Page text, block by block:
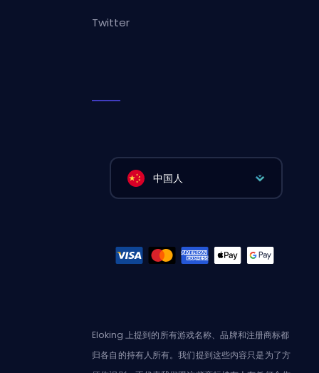
Twitter
中国人
Eloking 上提到的所有游戏名称、品牌和注册商标都
归各自的持有人所有。我们提到这些内容只是为了方